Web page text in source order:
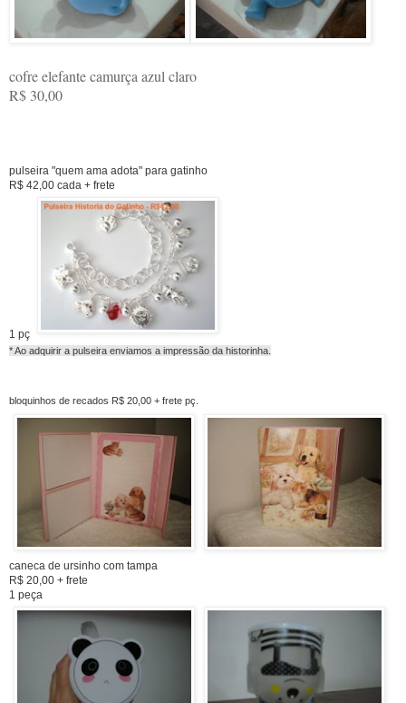
cofre elefante camurça azul claro
R$ 30,00
pulseira "quem ama adota" para gatinho
R$ 42,00 cada + frete
1 pç
* Ao adquirir a pulseira enviamos a impressão da historinha.
bloquinhos de recados R$ 20,00 + frete pç.
caneca de ursinho com tampa
R$ 20,00 + frete
1 peça